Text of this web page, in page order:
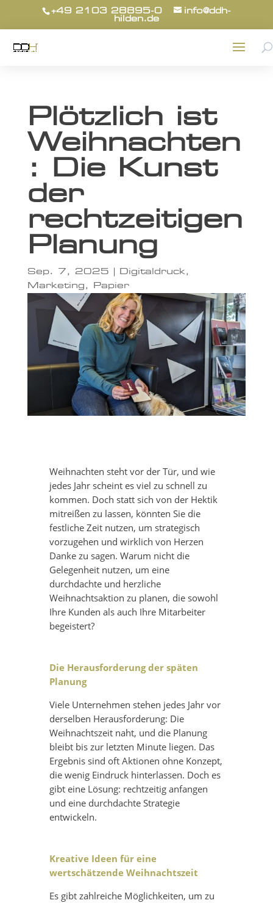
+49 2103 28895-0
info@ddh-
hilden.de
Plötzlich ist
Weihnachten
: Die Kunst
der
rechtzeitigen
Planung
Sep. 7, 2025 Digitaldruck ,
Marketing , Papier
Weihnachten steht vor der Tür, und wie
jedes Jahr scheint es viel zu schnell zu
kommen. Doch statt sich von der Hektik
mitreißen zu lassen, könnten Sie die
festliche Zeit nutzen, um strategisch
vorzugehen und wirklich von Herzen
Danke zu sagen. Warum nicht die
Gelegenheit nutzen, um eine
durchdachte und herzliche
Weihnachtsaktion zu planen, die sowohl
Ihre Kunden als auch Ihre Mitarbeiter
begeistert?
Die Herausforderung der späten
Planung
Viele Unternehmen stehen jedes Jahr vor
derselben Herausforderung: Die
Weihnachtszeit naht, und die Planung
bleibt bis zur letzten Minute liegen. Das
Ergebnis sind oft Aktionen ohne Konzept,
die wenig Eindruck hinterlassen. Doch es
gibt eine Lösung: rechtzeitig anfangen
und eine durchdachte Strategie
entwickeln.
Kreative Ideen für eine
wertschätzende Weihnachtszeit
Es gibt zahlreiche Möglichkeiten, um zu